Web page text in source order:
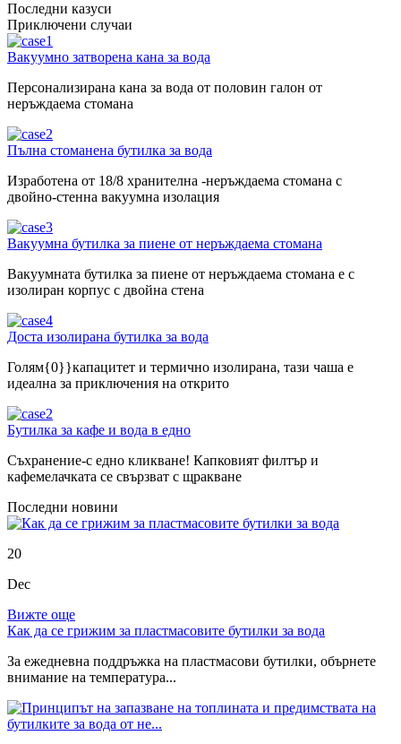
Последни казуси
Приключени случаи
Вакуумно затворена кана за вода
Персонализирана кана за вода от половин галон от
неръждаема стомана
Пълна стоманена бутилка за вода
Изработена от 18/8 хранителна -неръждаема стомана с
двойно-стенна вакуумна изолация
Вакуумна бутилка за пиене от неръждаема стомана
Вакуумната бутилка за пиене от неръждаема стомана е с
изолиран корпус с двойна стена
Доста изолирана бутилка за вода
Голям{0}}капацитет и термично изолирана, тази чаша е
идеална за приключения на открито
Бутилка за кафе и вода в едно
Съхранение-с едно кликване! Капковият филтър и
кафемелачката се свързват с щракване
Последни новини
20
Dec
Вижте още
Как да се грижим за пластмасовите бутилки за вода
За ежедневна поддръжка на пластмасови бутилки, обърнете
внимание на температура...